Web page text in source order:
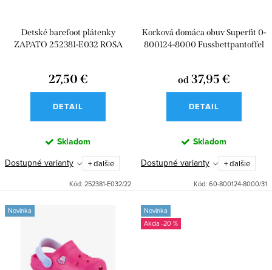
u
v
Detské barefoot plátenky
ZAPATO 252381-E032 ROSA
27,50 €
DETAIL
Skladom
Dostupné varianty
+ ďalšie
Kód: 252381-E032/22
Korková domáca obuv Superfit 0-
800124-8000 Fussbettpantoffel
od 37,95 €
DETAIL
Skladom
Dostupné varianty
+ ďalšie
Kód: 60-800124-8000/31
Novinka
Novinka
-20 %